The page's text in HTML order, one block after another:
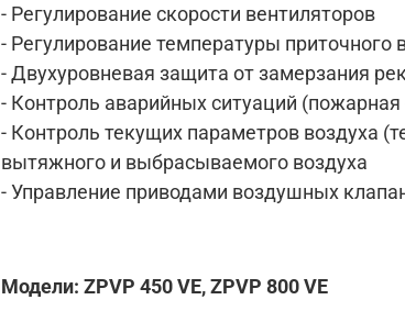
- Регулирование скорости вентиляторов
- Регулирование температуры приточного
- Двухуровневая защита от замерзания
- Контроль аварийных ситуаций
- Контроль текущих параметров воздуха
вытяжного и выбрасываемого воздуха
- Управление приводами воздушных
Модели: ZPVP 450 VE, ZPVP 800 VE